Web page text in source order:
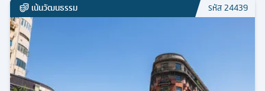
เน้นวัฒนธรรม รหัส24439